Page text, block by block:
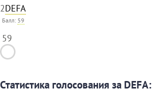
2DEFA
Балл: 59
59
Статистика голосования за DEFA: